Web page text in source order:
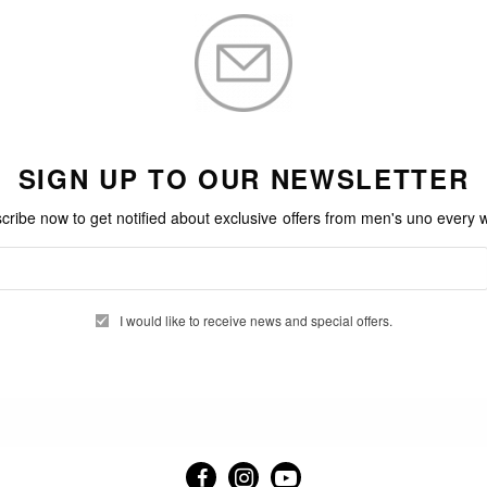
SIGN UP TO OUR NEWSLETTER
now to get notified about exclusive offers from men's uno every
I would like to receive news and special offers.